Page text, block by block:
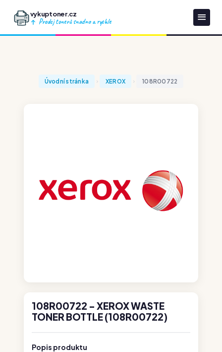
vykuptoner.cz
Prodej tonerů snadno a rychle
Úvodní stránka XEROX 108R00722
108R00722 - XEROX WASTE
TONER BOTTLE (108R00722)
Popis produktu